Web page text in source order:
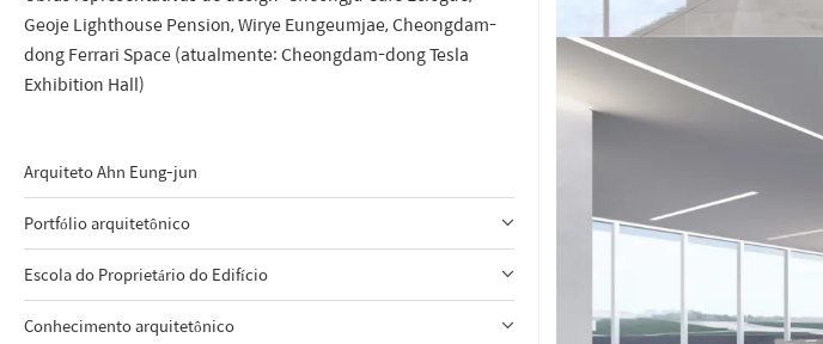
Geoje Lighthouse Pension, Wirye Eungeumjae, Cheongdam-
dong Ferrari Space (atualmente: Cheongdam-dong Tesla
Exhibition Hall)
Arquiteto Ahn Eung-jun
Portfólio arquitetônico
Escola do Proprietário do Edifício
Conhecimento arquitetônico